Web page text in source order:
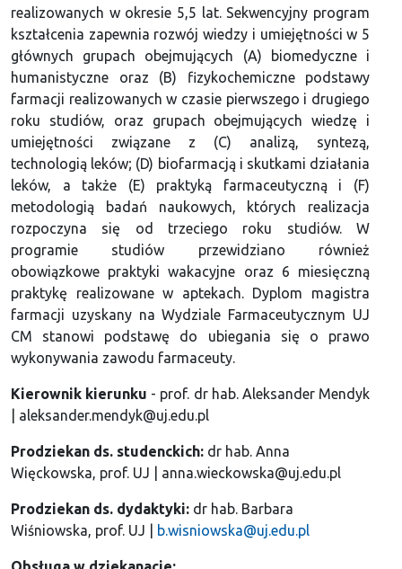
realizowanych w okresie 5,5 lat. Sekwencyjny program
kształcenia zapewnia rozwój wiedzy i umiejętności w 5
głównych grupach obejmujących (A) biomedyczne i
humanistyczne oraz (B) fizykochemiczne podstawy
farmacji realizowanych w czasie pierwszego i drugiego
roku studiów, oraz grupach obejmujących wiedzę i
umiejętności związane z (C) analizą, syntezą,
technologią leków; (D) biofarmacją i skutkami działania
leków, a także (E) praktyką farmaceutyczną i (F)
metodologią badań naukowych, których realizacja
rozpoczyna się od trzeciego roku studiów. W
programie studiów przewidziano również
obowiązkowe praktyki wakacyjne oraz 6 miesięczną
praktykę realizowane w aptekach. Dyplom magistra
farmacji uzyskany na Wydziale Farmaceutycznym UJ
CM stanowi podstawę do ubiegania się o prawo
wykonywania zawodu farmaceuty.
Kierownik kierunku - prof. dr hab. Aleksander Mendyk
| aleksander.mendyk@uj.edu.pl
Prodziekan ds. studenckich: dr hab. Anna
Więckowska, prof. UJ | anna.wieckowska@uj.edu.pl
Prodziekan ds. dydaktyki: dr hab. Barbara
Wiśniowska, prof. UJ |
b.wisniowska@uj.edu.pl